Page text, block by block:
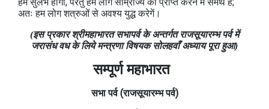
अतः हम लोग शत्रुओं से अवश्य युद्ध करेगें।
(इस प्रकार श्रीमहाभारत सभापर्व के अन्तर्गत राजसूयारम्भ पर्व में
जरासंध वध के लिये मन्त्रणा विषयक सोलहवाँ अध्याय पूरा हुआ)
सम्पूर्ण महाभारत
सभापर्व(राजसूयारम्भपर्व)